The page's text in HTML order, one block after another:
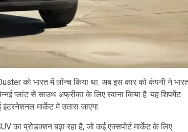
को भारत में लॉन्च किया था. अब इस कार को कंपनी ने
प्लांट से साउथ अफ्रीका के लिए रवाना किया है. यह शिपमेंट
मार्केट में उतारा जाएगा.
प्रोडक्शन बढ़ा रहा है, जो कई एक्सपोर्ट मार्केट के लिए